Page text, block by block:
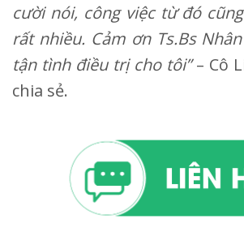
cười nói, công việc từ đó
rất nhiều. Cảm ơn Ts.Bs
tận tình điều trị cho tôi”– Cô
chia sẻ.